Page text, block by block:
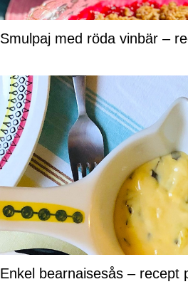
Smulpaj med röda vinbär –
Enkel bearnaisesås – recept